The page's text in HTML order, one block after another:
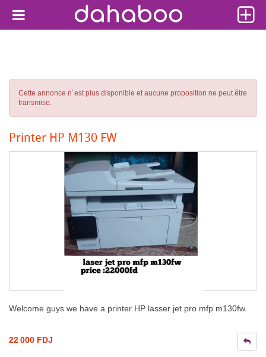
Cette annonce n´est plus disponible et aucune proposition ne peut être
transmise.
Printer HP M130 FW
Welcome guys we have a printer HP lasser jet pro mfp m130fw.
22 000 FDJ